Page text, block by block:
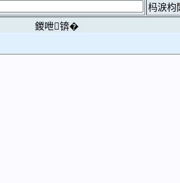
杩涙
鍐呭锛�